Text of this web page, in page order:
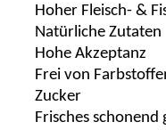
Hoher Fleisch- &
Natürliche Zutaten
Hohe Akzeptanz
Frei von
Zucker
Frisches schonend